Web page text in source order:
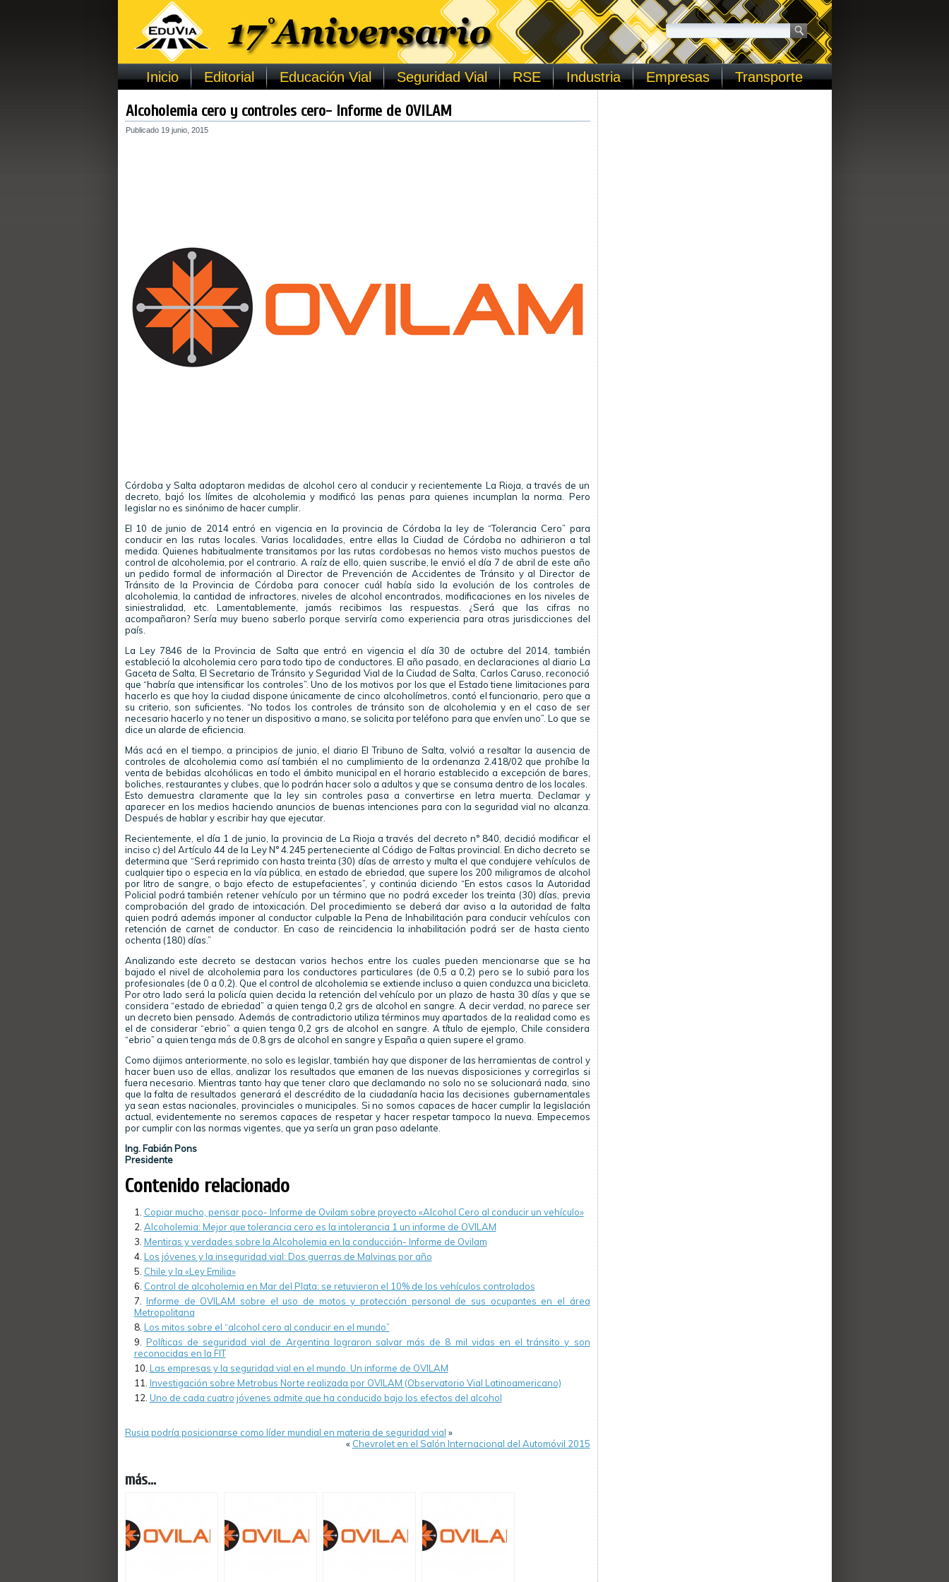
Inicio Editorial Educación Vial Seguridad Vial RSE Industria Empresas Transporte
Alcoholemia cero y controles cero- Informe de OVILAM
Publicado 19 junio, 2015
Córdoba y Salta adoptaron medidas de alcohol cero al conducir y recientemente La Rioja, a través de un
decreto, bajó los límites de alcoholemia y modificó las penas para quienes incumplan la norma. Pero
legislar no es sinónimo de hacer cumplir.
El 10 de junio de 2014 entró en vigencia en la provincia de Córdoba la ley de “Tolerancia Cero” para
conducir en las rutas locales. Varias localidades, entre ellas la Ciudad de Córdoba no adhirieron a tal
medida. Quienes habitualmente transitamos por las rutas cordobesas no hemos visto muchos puestos de
control de alcoholemia, por el contrario. A raíz de ello, quien suscribe, le envió el día 7 de abril de este año
un pedido formal de información al Director de Prevención de Accidentes de Tránsito y al Director de
Tránsito de la Provincia de Córdoba para conocer cuál había sido la evolución de los controles de
alcoholemia, la cantidad de infractores, niveles de alcohol encontrados, modificaciones en los niveles de
siniestralidad, etc. Lamentablemente, jamás recibimos las respuestas. ¿Será que las cifras no
acompañaron? Sería muy bueno saberlo porque serviría como experiencia para otras jurisdicciones del
país.
La Ley 7846 de la Provincia de Salta que entró en vigencia el día 30 de octubre del 2014, también
estableció la alcoholemia cero para todo tipo de conductores. El año pasado, en declaraciones al diario La
Gaceta de Salta, El Secretario de Tránsito y Seguridad Vial de la Ciudad de Salta, Carlos Caruso, reconoció
que “habría que intensificar los controles”. Uno de los motivos por los que el Estado tiene limitaciones para
hacerlo es que hoy la ciudad dispone únicamente de cinco alcoholímetros, contó el funcionario, pero que a
su criterio, son suficientes. “No todos los controles de tránsito son de alcoholemia y en el caso de ser
necesario hacerlo y no tener un dispositivo a mano, se solicita por teléfono para que envíen uno”. Lo que se
dice un alarde de eficiencia.
Más acá en el tiempo, a principios de junio, el diario El Tribuno de Salta, volvió a resaltar la ausencia de
controles de alcoholemia como así también el no cumplimiento de la ordenanza 2.418/02 que prohíbe la
venta de bebidas alcohólicas en todo el ámbito municipal en el horario establecido a excepción de bares,
boliches, restaurantes y clubes, que lo podrán hacer solo a adultos y que se consuma dentro de los locales.
Esto demuestra claramente que la ley sin controles pasa a convertirse en letra muerta. Declamar y
aparecer en los medios haciendo anuncios de buenas intenciones para con la seguridad vial no alcanza.
Después de hablar y escribir hay que ejecutar.
Recientemente, el día 1 de junio, la provincia de La Rioja a través del decreto n° 840, decidió modificar el
inciso c) del Artículo 44 de la Ley N° 4.245 perteneciente al Código de Faltas provincial. En dicho decreto se
determina que “Será reprimido con hasta treinta (30) días de arresto y multa el que condujere vehículos de
cualquier tipo o especia en la vía pública, en estado de ebriedad, que supere los 200 miligramos de alcohol
por litro de sangre, o bajo efecto de estupefacientes”, y continúa diciendo “En estos casos la Autoridad
Policial podrá también retener vehículo por un término que no podrá exceder los treinta (30) días, previa
comprobación del grado de intoxicación. Del procedimiento se deberá dar aviso a la autoridad de falta
quien podrá además imponer al conductor culpable la Pena de Inhabilitación para conducir vehículos con
retención de carnet de conductor. En caso de reincidencia la inhabilitación podrá ser de hasta ciento
ochenta (180) días.”
Analizando este decreto se destacan varios hechos entre los cuales pueden mencionarse que se ha
bajado el nivel de alcoholemia para los conductores particulares (de 0,5 a 0,2) pero se lo subió para los
profesionales (de 0 a 0,2). Que el control de alcoholemia se extiende incluso a quien conduzca una bicicleta.
Por otro lado será la policía quien decida la retención del vehículo por un plazo de hasta 30 días y que se
considera “estado de ebriedad” a quien tenga 0,2 grs de alcohol en sangre. A decir verdad, no parece ser
un decreto bien pensado. Además de contradictorio utiliza términos muy apartados de la realidad como es
el de considerar “ebrio” a quien tenga 0,2 grs de alcohol en sangre. A título de ejemplo, Chile considera
“ebrio” a quien tenga más de 0,8 grs de alcohol en sangre y España a quien supere el gramo.
Como dijimos anteriormente, no solo es legislar, también hay que disponer de las herramientas de control y
hacer buen uso de ellas, analizar los resultados que emanen de las nuevas disposiciones y corregirlas si
fuera necesario. Mientras tanto hay que tener claro que declamando no solo no se solucionará nada, sino
que la falta de resultados generará el descrédito de la ciudadanía hacia las decisiones gubernamentales
ya sean estas nacionales, provinciales o municipales. Si no somos capaces de hacer cumplir la legislación
actual, evidentemente no seremos capaces de respetar y hacer respetar tampoco la nueva. Empecemos
por cumplir con las normas vigentes, que ya sería un gran paso adelante.
Ing. Fabián Pons
Presidente
Contenido relacionado
Copiar mucho, pensar poco- Informe de Ovilam sobre proyecto «Alcohol Cero al conducir un vehículo»
Alcoholemia: Mejor que tolerancia cero es la intolerancia 1 un informe de OVILAM
Mentiras y verdades sobre la Alcoholemia en la conducción- Informe de Ovilam
Los jóvenes y la inseguridad vial: Dos guerras de Malvinas por año
Chile y la «Ley Emilia»
Control de alcoholemia en Mar del Plata: se retuvieron el 10% de los vehículos controlados
Informe de OVILAM sobre el uso de motos y protección personal de sus ocupantes en el área
Metropolitana
Los mitos sobre el “alcohol cero al conducir en el mundo”
Políticas de seguridad vial de Argentina lograron salvar más de 8 mil vidas en el tránsito y son
reconocidas en la FIT
Las empresas y la seguridad vial en el mundo. Un informe de OVILAM
Investigación sobre Metrobus Norte realizada por OVILAM (Observatorio Vial Latinoamericano)
Uno de cada cuatro jóvenes admite que ha conducido bajo los efectos del alcohol
Rusia podría posicionarse como líder mundial en materia de seguridad vial »
« Chevrolet en el Salón Internacional del Automóvil 2015
más...